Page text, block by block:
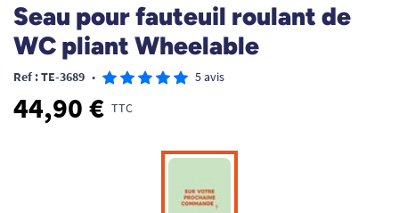
Seau pour fauteuil roulant de
WC pliant Wheelable
Ref : TE-3689 • 5 avis
44,90 € TTC